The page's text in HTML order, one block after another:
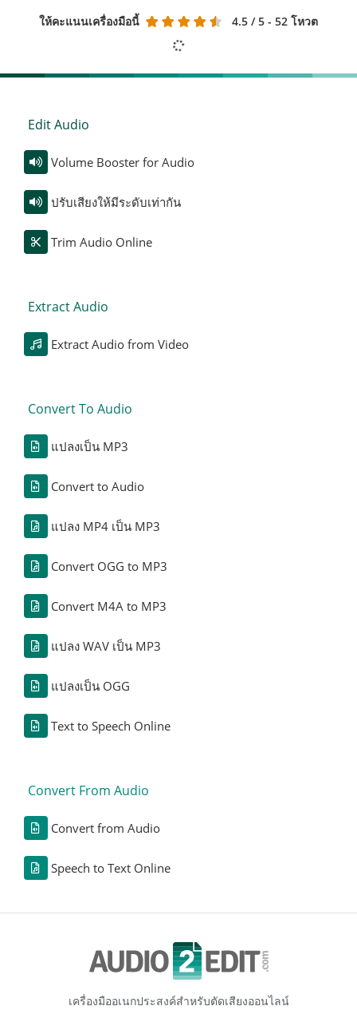
ให้คะแนนเครื่องมือนี้ 4.5 / 5 - 52 โหวต
Edit Audio
Volume Booster for Audio
ปรับเสียงให้มีระดับเท่ากัน
Trim Audio Online
Extract Audio
Extract Audio from Video
Convert To Audio
แปลงเป็น MP3
Convert to Audio
แปลง MP4 เป็น MP3
Convert OGG to MP3
Convert M4A to MP3
แปลง WAV เป็น MP3
แปลงเป็น OGG
Text to Speech Online
Convert From Audio
Convert from Audio
Speech to Text Online
เครื่องมืออเนกประสงค์สำหรับตัดเสียงออนไลน์